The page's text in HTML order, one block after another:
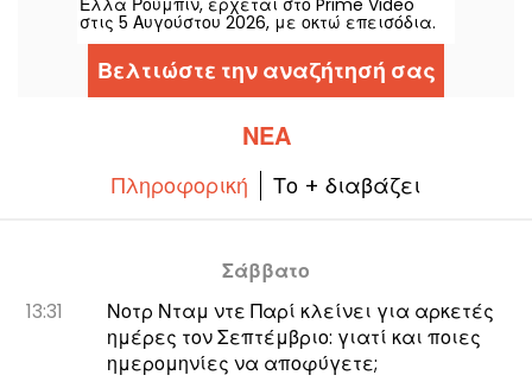
στις 5 Αυγούστου 2026, με οκτώ επεισόδια.
Βελτιώστε την αναζήτησή σας
ΝΈΑ
Πληροφορική Το + διαβάζει
Σάββατο
13:31
Νοτρ Νταμ ντε Παρί κλείνει για αρκετές
ημέρες τον Σεπτέμβριο: γιατί και ποιες
ημερομηνίες να αποφύγετε;